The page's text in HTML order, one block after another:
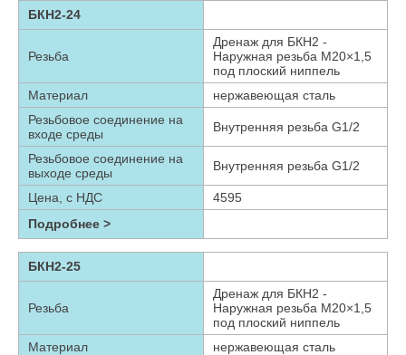
БКН2-24
Резьба
Дренаж для БКН2 -
Наружная резьба М20×1,5
под плоский ниппель
Материал
нержавеющая сталь
Резьбовое соединение на
входе среды
Внутренняя резьба G1/2
Резьбовое соединение на
выходе среды
Внутренняя резьба G1/2
Цена, с НДС
4595
Подробнее >
БКН2-25
Резьба
Дренаж для БКН2 -
Наружная резьба М20×1,5
под плоский ниппель
Материал
нержавеющая сталь